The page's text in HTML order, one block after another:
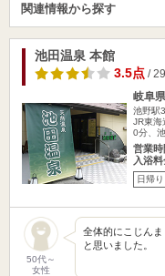
関連情報から探す
池田温泉 本館
3.5点/
岐阜
池野駅
JR東海
0分、
営業
入浴
日帰り
50代～
女性
全体的にこじん
と思いました。